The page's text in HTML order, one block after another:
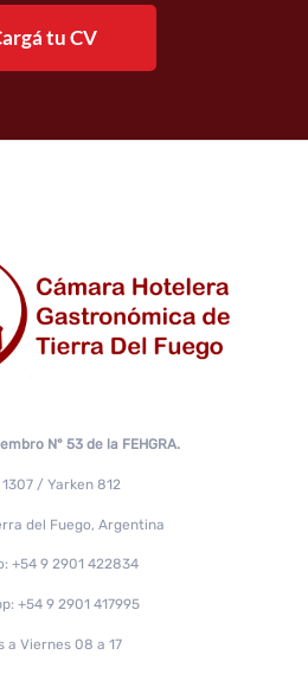
tu CV
N° 53 de la FEHGRA.
/ Yarken 812
del Fuego, Argentina
+54 9 2901 422834
+54 9 2901 417995
a Viernes 08 a 17